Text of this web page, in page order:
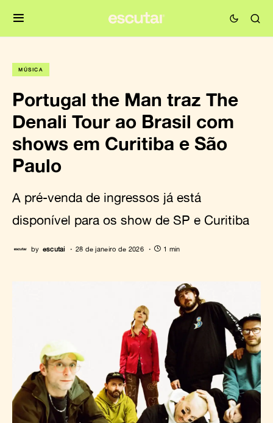
MÚSICA
Portugal the Man traz The
Denali Tour ao Brasil com
shows em Curitiba e São
Paulo
A pré-venda de ingressos já está
disponível para os show de SP e Curitiba
by escutai 28 de janeiro de 2026 1 min